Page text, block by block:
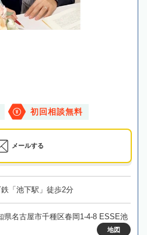
初回相談無料
メールする
「池下駅」徒歩2分
県名古屋市千種区春岡1-4-8 ESSE池
地図